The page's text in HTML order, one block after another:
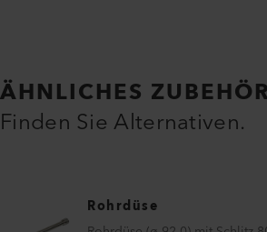
ÄHNLICHES ZUBEHÖR
Finden Sie Alternativen.
Rohrdüse